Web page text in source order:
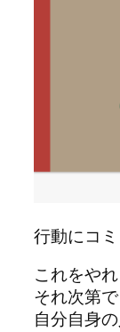
行動にコ
これをや
それ次第で
自分自身